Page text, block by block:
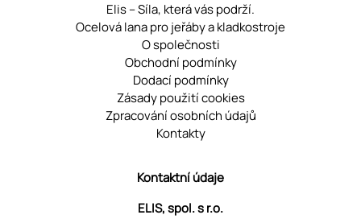
Elis – Síla, která vás podrží.
Ocelová lana pro jeřáby a kladkostroje
O společnosti
Obchodní podmínky
Dodací podmínky
Zásady použití cookies
Zpracování osobních údajů
Kontakty
Kontaktní údaje
ELIS, spol. s r.o.